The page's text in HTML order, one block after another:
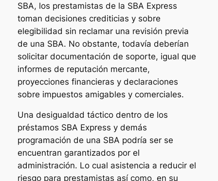
SBA, los prestamistas de la SBA Express
toman decisiones crediticias y sobre
elegibilidad sin reclamar una revisión previa
de una SBA. No obstante, todavía deberían
solicitar documentación de soporte, igual que
informes de reputación mercante,
proyecciones financieras y declaraciones
sobre impuestos amigables y comerciales.
Una desigualdad táctico dentro de los
préstamos SBA Express y demás
programación de una SBA podrí­a ser se
encuentran garantizados por el
administración. Lo cual asistencia a reducir el
riesgo para prestamistas así­ como, en su